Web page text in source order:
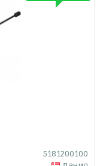
5181200100